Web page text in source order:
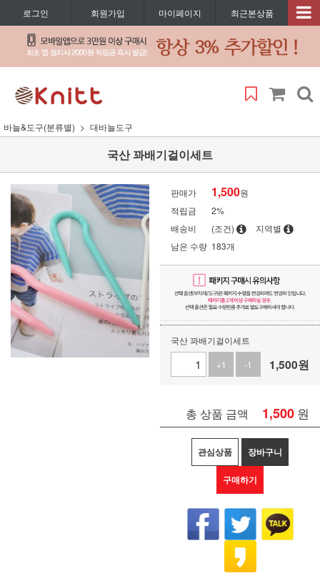
로그인 회원가입 마이페이지 최근본상품
바늘&도구(분류별) 대바늘도구
국산 꽈배기걸이세트
판매가 1,500원
적립금
2%
배송비
(조건)
지역별
남은 수량 183개
국산 꽈배기걸이세트
+1
-1 1,500원
총 상품 금액 1,500 원
관심상품 장바구니
구매하기